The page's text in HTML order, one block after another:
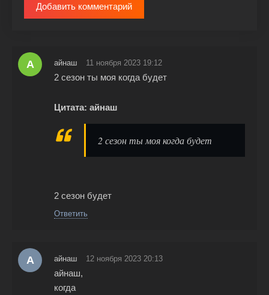
Добавить комментарий
А айнаш 11 ноября 2023 19:12
2 сезон ты моя когда будет
Цитата: айнаш
2 сезон ты моя когда будет
2 сезон будет
Ответить
А айнаш 12 ноября 2023 20:13
айнаш,
когда